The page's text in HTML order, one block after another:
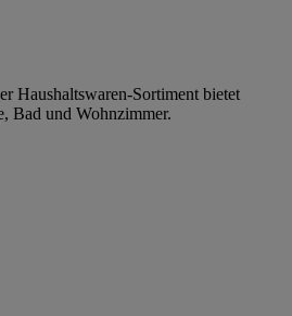
Haushaltswaren-Sortiment bietet
Bad und Wohnzimmer.